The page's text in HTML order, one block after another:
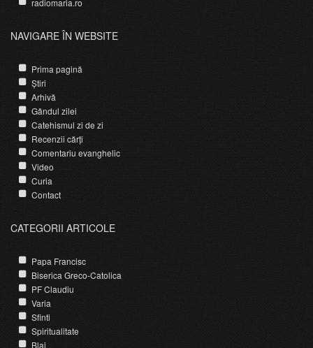
NAVIGARE ÎN WEBSITE
Prima pagină
Știri
Arhivă
Gândul zilei
Catehismul zi de zi
Recenzii cărți
Comentariu evanghelic
Video
Curia
Contact
CATEGORII ARTICOLE
Papa Francisc
Biserica Greco-Catolica
PF Claudiu
Varia
Sfinti
Spiritualitate
Blaj